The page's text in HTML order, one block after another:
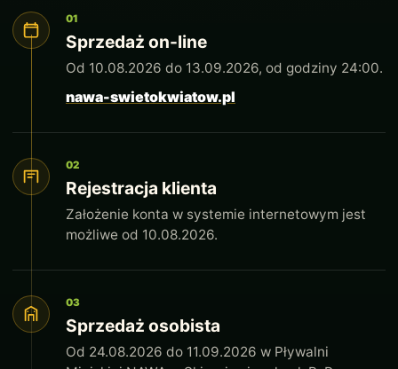
01
Sprzedaż on-line
Od 10.08.2026 do 13.09.2026, od godziny 24:00.
nawa-swietokwiatow.pl
02
Rejestracja klienta
Założenie konta w systemie internetowym jest
możliwe od 10.08.2026.
03
Sprzedaż osobista
Od 24.08.2026 do 11.09.2026 w Pływalni